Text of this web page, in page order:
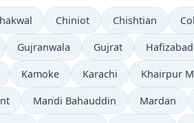
Chiniot Chishtian
Gujranwala Gujrat Hafizabad
Kamoke Karachi Khairpur
Mandi Bahauddin Mardan